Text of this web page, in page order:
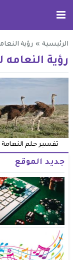
الرئيسية » رؤية
رؤية النعامه
تفسير حلم النعامة
جديد الموقع